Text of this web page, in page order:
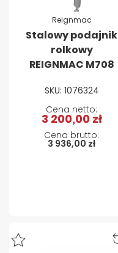
Reignmac
Stalowy podajnik
rolkowy
REIGNMAC M708
SKU: 1076324
3 936,00 zł
3 200,00 zł